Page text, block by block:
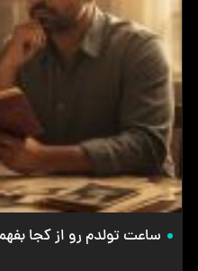
ساعت تولدم رو از کجا